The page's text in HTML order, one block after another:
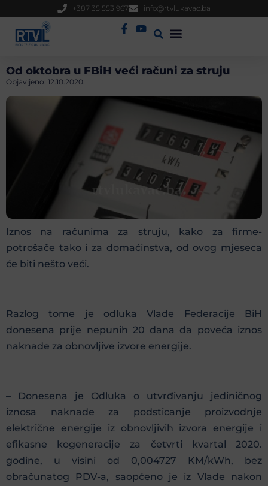
+387 35 553 967 info@rtvlukavac.ba
Od oktobra u FBiH veći računi za struju
Objavljeno: 12.10.2020.
Iznos na računima za struju, kako za firme-
potrošače tako i za domaćinstva, od ovog mjeseca
će biti nešto veći.
Razlog tome je odluka Vlade Federacije BiH
donesena prije nepunih 20 dana da poveća iznos
naknade za obnovljive izvore energije.
– Donesena je Odluka o utvrđivanju jediničnog
iznosa naknade za podsticanje proizvodnje
električne energije iz obnovljivih izvora energije i
efikasne kogeneracije za četvrti kvartal 2020.
godine, u visini od 0,004727 KM/kWh, bez
obračunatog PDV-a, saopćeno je iz Vlade nakon